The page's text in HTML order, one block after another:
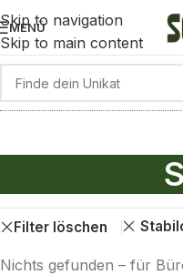
Skip to navigation
Skip to main content
MENÜ
Filter löschen
Nichts gefunden – für